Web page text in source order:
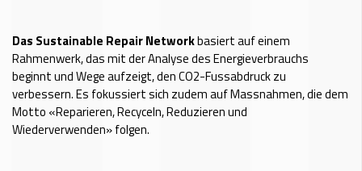
Das Sustainable Repair Networkbasiert auf einem
Rahmenwerk, das mit der Analyse des Energieverbrauchs
beginnt und Wege aufzeigt, den CO2-Fussabdruck zu
verbessern. Es fokussiert sich zudem auf Massnahmen, die dem
Motto «Reparieren, Recyceln, Reduzieren und
Wiederverwenden» folgen.